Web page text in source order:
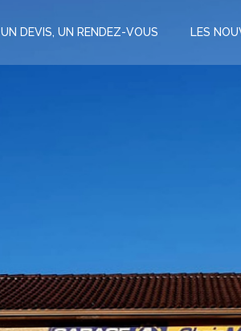
UN DEVIS, UN RENDEZ-VOUS LES